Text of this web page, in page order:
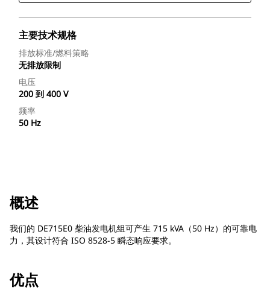
主要技术规格
排放标准/燃料策略
无排放限制
电压
200 到 400 V
频率
50 Hz
概述
我们的 DE715E0 柴油发电机组可产生 715 kVA（50 Hz）的可靠电
力，其设计符合 ISO 8528-5 瞬态响应要求。
优点